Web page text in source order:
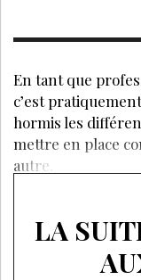
En tant que
c’est
hormis les
mettre en place
autre.
LA